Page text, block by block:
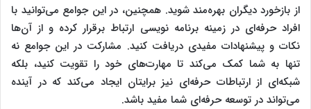
از بازخورد دیگران بهره‌مند شوید. همچنین، در این جوامع می‌توانید با
افراد حرفه‌ای در زمینه برنامه‌ نویسی ارتباط برقرار کرده و از آن‌ها
نکات و پیشنهادات مفیدی دریافت کنید. مشارکت در این جوامع نه
تنها به شما کمک می‌کند تا مهارت‌های خود را تقویت کنید، بلکه
شبکه‌ای از ارتباطات حرفه‌ای نیز برایتان ایجاد می‌کند که در آینده
می‌تواند در توسعه حرفه‌ای شما مفید باشد.